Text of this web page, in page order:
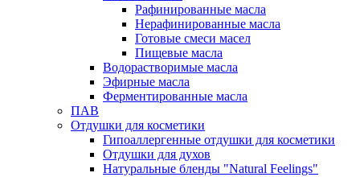
Рафинированные масла
Нерафинированные масла
Готовые смеси масел
Пищевые масла
Водорастворимые масла
Эфирные масла
Ферментированные масла
ПАВ
Отдушки для косметики
Гипоаллергенные отдушки для косметики
Отдушки для духов
Натуральные бленды "Natural Feelings"